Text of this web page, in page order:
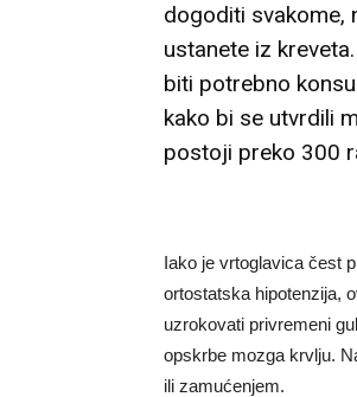
dogoditi svakome,
ustanete iz
biti potrebno
kako bi se utvrdili
postoji preko 300
Iako je vrtoglavica čest
ortostatska hipotenzija,
uzrokovati privremeni
opskrbe mozga krvlju.
ili zamućenjem.